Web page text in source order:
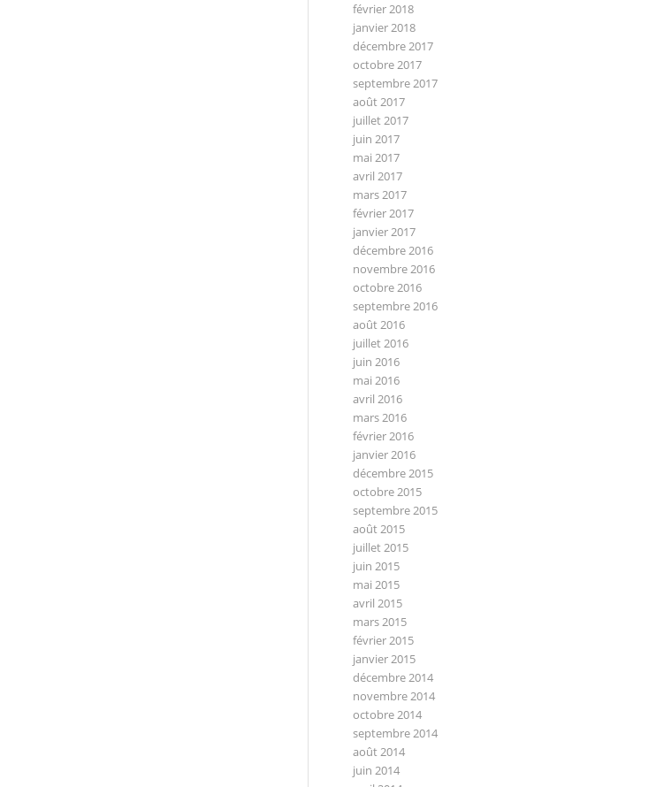
février 2018
janvier 2018
décembre 2017
octobre 2017
septembre 2017
août 2017
juillet 2017
juin 2017
mai 2017
avril 2017
mars 2017
février 2017
janvier 2017
décembre 2016
novembre 2016
octobre 2016
septembre 2016
août 2016
juillet 2016
juin 2016
mai 2016
avril 2016
mars 2016
février 2016
janvier 2016
décembre 2015
octobre 2015
septembre 2015
août 2015
juillet 2015
juin 2015
mai 2015
avril 2015
mars 2015
février 2015
janvier 2015
décembre 2014
novembre 2014
octobre 2014
septembre 2014
août 2014
juin 2014